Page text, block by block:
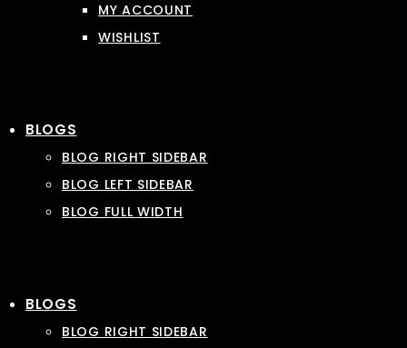
MY ACCOUNT
WISHLIST
BLOGS
BLOG RIGHT SIDEBAR
BLOG LEFT SIDEBAR
BLOG FULL WIDTH
BLOGS
BLOG RIGHT SIDEBAR